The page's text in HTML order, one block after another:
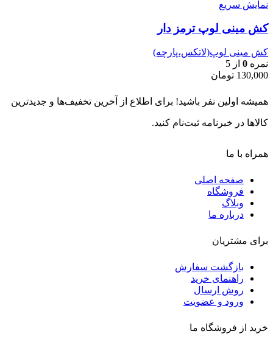
نمایش سریع
کش مینی لوپ ترمز دار
کش مینی لوپ(لاتکس،پارچه)
نمره 0 از 5
130,000 تومان
همیشه اولین نفر باشید! برای اطلاع از آخرین تخفیف‌ها و جدیدترین
کالاها در خبرنامه ثبت‌نام کنید.
همراه با ما
صفحه اصلی
فروشگاه
وبلاگ
درباره ما
برای مشتریان
بازگشت سفارش
راهنمای خرید
روش ارسال
ورود و عضویت
خرید از فروشگاه ما